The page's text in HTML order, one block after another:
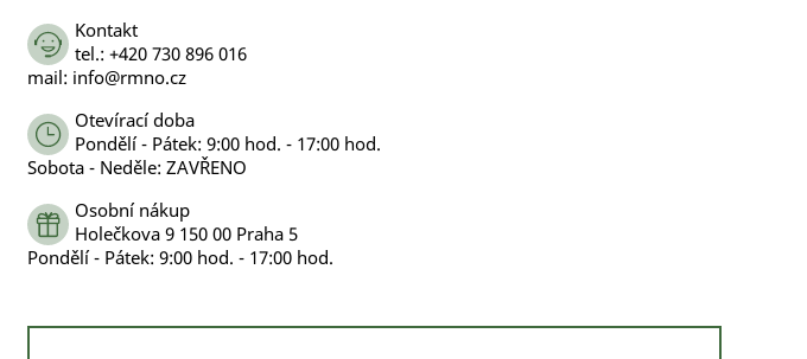
Kontakt
tel.: +420 730 896 016
mail: info@rmno.cz
Otevírací doba
Pondělí - Pátek: 9:00 hod. - 17:00 hod.
Sobota - Neděle: ZAVŘENO
Osobní nákup
Holečkova 9 150 00 Praha 5
Pondělí - Pátek: 9:00 hod. - 17:00 hod.